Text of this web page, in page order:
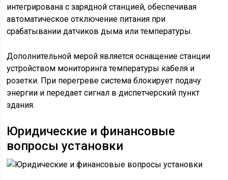
интегрирована с зарядной станцией, обеспечивая
автоматическое отключение питания при
срабатывании датчиков дыма или температуры.
Дополнительной мерой является оснащение станции
устройством мониторинга температуры кабеля и
розетки. При перегреве система блокирует подачу
энергии и передает сигнал в диспетчерский пункт
здания.
Юридические и финансовые
вопросы установки